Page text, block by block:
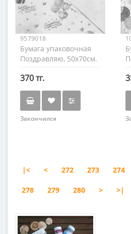
9579018
Бумага упаковочная
Поздравляю, 50х70см.
370 тг.
Закончился
|< < 272 273 274
278 279 280 > >|